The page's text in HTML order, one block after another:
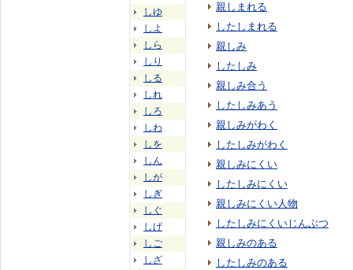
しゆ
しよ
しら
しり
しる
しれ
しろ
しわ
しを
しん
しが
しぎ
しぐ
しげ
しご
しざ
親しまれる
したしまれる
親しみ
したしみ
親しみ合う
したしみあう
親しみがわく
したしみがわく
親しみにくい
したしみにくい
親しみにくい人物
したしみにくいじんぶつ
親しみのある
したしみのある